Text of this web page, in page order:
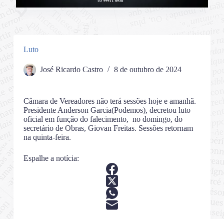
Luto
José Ricardo Castro 8 de outubro de 2024
Câmara de Vereadores não terá sessões hoje e amanhã.
Presidente Anderson Garcia(Podemos), decretou luto
oficial em função do falecimento, no domingo, do
secretário de Obras, Giovan Freitas. Sessões retornam
na quinta-feira.
Espalhe a notícia: